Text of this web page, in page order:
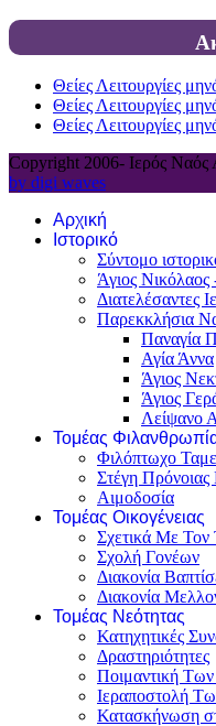
Θείες Λειτουργίες
Θείες Λειτουργίες
Θείες Λειτουργίες
Copyright 2006- Ιερός Ναός
by digi waves
Αρχική
Ιστορικό
Σύντομο
Άγιος Νικόλαος
Διατελέσαντες
Παρεκκλήσια
Παναγία
Αγία Άννα
Άγιος
Άγιος
Λείψανο
Τομέας
Φιλόπτωχο
Στέγη Πρόνοιας
Αιμοδοσία
Τομέας Οικογένειας
Σχετικά Με Τον
Σχολή Γονέων
Διακονία
Διακονία
Τομέας Νεότητας
Κατηχητικές
Δραστηριότητες
Ποιμαντική
Ιεραποστολή
Κατασκήνωση